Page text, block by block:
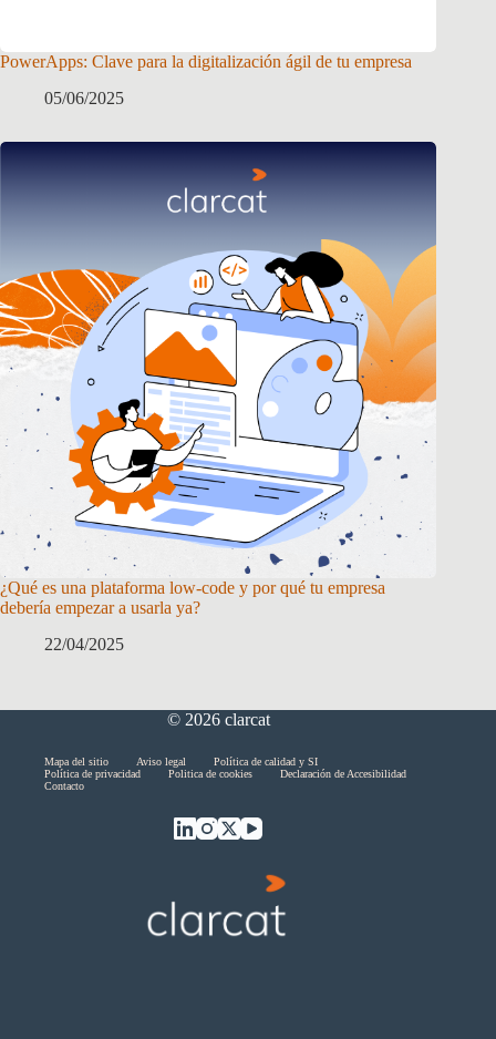
PowerApps: Clave para la digitalización ágil de tu empresa
05/06/2025
¿Qué es una plataforma low-code y por qué tu empresa
debería empezar a usarla ya?
22/04/2025
© 2026 clarcat
Mapa del sitio Aviso legal
Política de calidad y SI
Política de privacidad
Politica de cookies
Declaración de Accesibilidad
Contacto